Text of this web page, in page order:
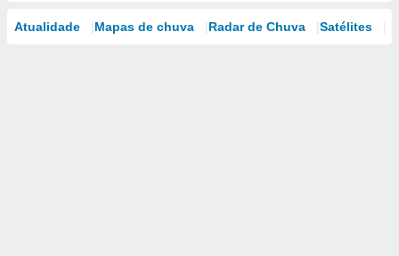
Atualidade Mapas de chuva Radar de Chuva Satélites